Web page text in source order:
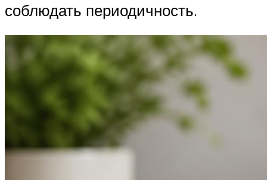
соблюдать периодичность.